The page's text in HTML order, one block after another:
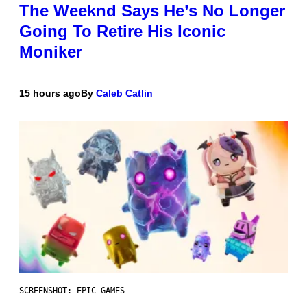
The Weeknd Says He’s No Longer
Going To Retire His Iconic
Moniker
15 hours agoBy Caleb Catlin
SCREENSHOT: EPIC GAMES